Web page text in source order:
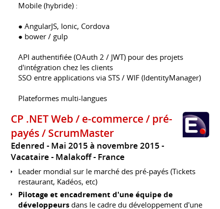
Mobile (hybride) :
● AngularJS, Ionic, Cordova
● bower / gulp
API authentifiée (OAuth 2 / JWT) pour des projets
d'intégration chez les clients
SSO entre applications via STS / WIF (IdentityManager)
Plateformes multi-langues
CP .NET Web / e-commerce / pré-
payés / ScrumMaster
Edenred
Mai 2015 à novembre 2015
Vacataire
Malakoff France
Leader mondial sur le marché des pré-payés (Tickets
restaurant, Kadéos, etc)
Pilotage et encadrement d'une équipe de
développeurs dans le cadre du développement d'une